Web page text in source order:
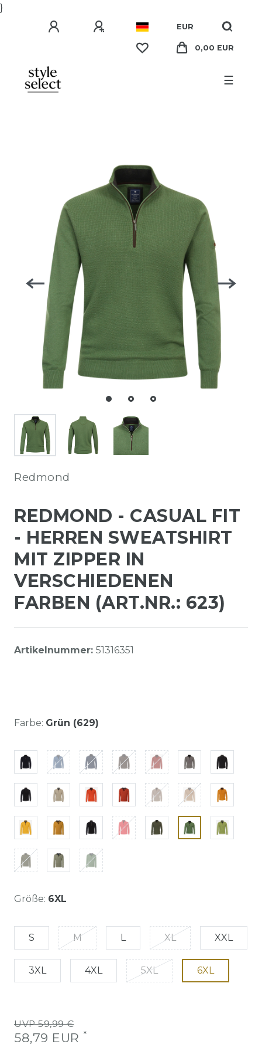
}
EUR
0,00 EUR
☰
Redmond
REDMOND - CASUAL FIT
- HERREN SWEATSHIRT
MIT ZIPPER IN
VERSCHIEDENEN
FARBEN (ART.NR.: 623)
Artikelnummer: 51316351
Farbe: Grün (629)
Größe: 6XL
S M L XL XXL
3XL 4XL 5XL 6XL
UVP 59,99 €
58,79 EUR *